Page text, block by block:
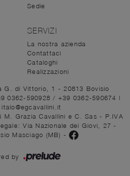
Sedie
SERVIZI
La nostra azienda
Contattaci
Cataloghi
Realizzazioni
G. di Vittorio, 1 - 20813 Bovisio
0362-590928/ +39 0362-590674 |
italo@egcavallini.it
Grazia Cavallini e C. Sas - P.IVA
Via Nazionale dei Giovi, 27 -
Masciago (MB) -
by